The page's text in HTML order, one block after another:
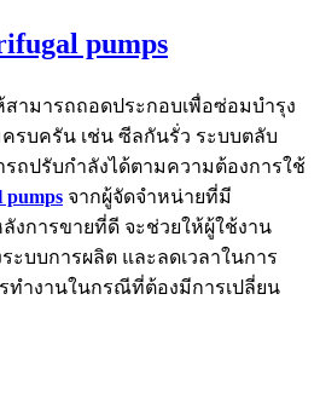
pumps
ามารถถอดประกอบเพื่อซ่อมบำรุง
รบครัน เช่น ซีลกันรั่ว ระบบตลับ
ถปรับกำลังได้ตามความต้องการใช้
pumps จากผู้จัดจำหน่ายที่มี
งการขายที่ดี จะช่วยให้ผู้ใช้งาน
บบการผลิต และลดเวลาในการ
ทำงานในกรณีที่ต้องมีการเปลี่ยน